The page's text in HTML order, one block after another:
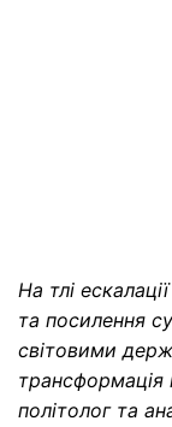
На тлі
та посилення
світовими
трансформація
політолог та